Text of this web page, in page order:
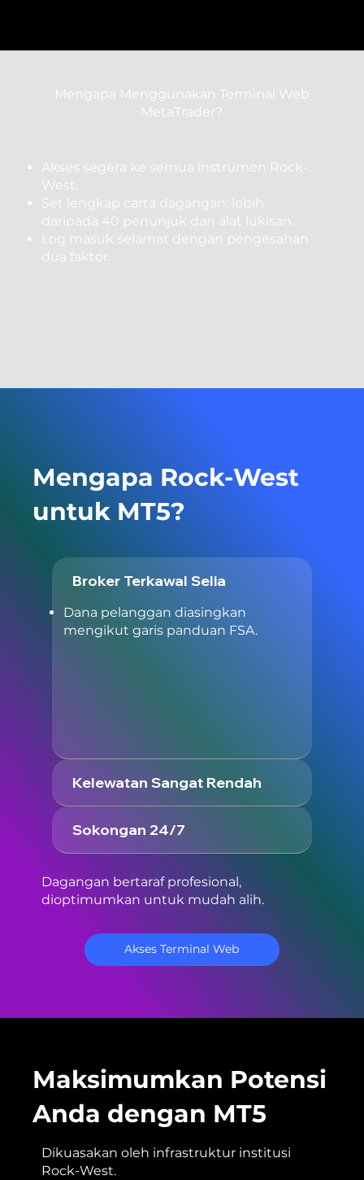
Mengapa Menggunakan Terminal Web
MetaTrader?
Akses segera ke semua instrumen Rock-
West.
Set lengkap carta dagangan: lebih
daripada 40 penunjuk dan alat lukisan.
Log masuk selamat dengan pengesahan
dua faktor.
Mengapa Rock-West
untuk MT5?
Broker Terkawal Selia
Dana pelanggan diasingkan
mengikut garis panduan FSA.
Kelewatan Sangat Rendah
Sokongan 24/7
Dagangan bertaraf profesional,
dioptimumkan untuk mudah alih.
Akses Terminal Web
Maksimumkan Potensi
Anda dengan MT5
Dikuasakan oleh infrastruktur institusi
Rock-West.